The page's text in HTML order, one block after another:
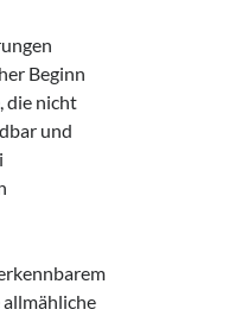
Beginn
die nicht
und